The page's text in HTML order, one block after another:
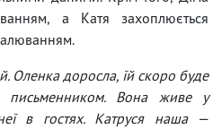
а Катя захоплюється
Оленка доросла, їй скоро буде
Вона живе у
в гостях. Катруся наша —